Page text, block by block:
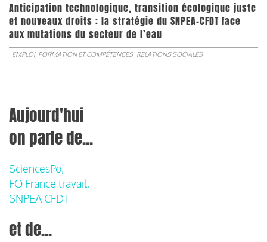
Anticipation technologique, transition écologique juste
et nouveaux droits : la stratégie du SNPEA-CFDT face
aux mutations du secteur de l’eau
EMPLOI, FORMATION ET COMPÉTENCES RELATIONS SOCIALES
Aujourd'hui
on parle de...
SciencesPo,
FO France travail,
SNPEA CFDT
et de...